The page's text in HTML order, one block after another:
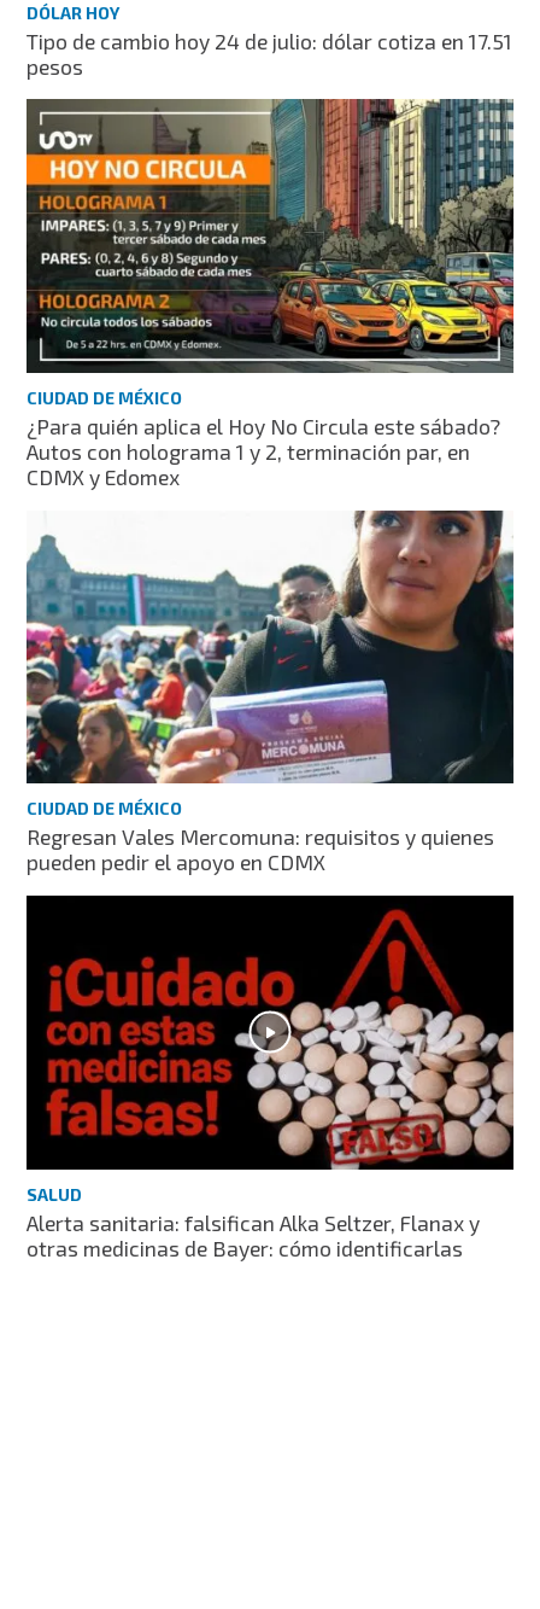
DÓLAR HOY
Tipo de cambio hoy 24 de julio: dólar cotiza en 17.51
pesos
CIUDAD DE MÉXICO
¿Para quién aplica el Hoy No Circula este sábado?
Autos con holograma 1 y 2, terminación par, en
CDMX y Edomex
CIUDAD DE MÉXICO
Regresan Vales Mercomuna: requisitos y quienes
pueden pedir el apoyo en CDMX
SALUD
Alerta sanitaria: falsifican Alka Seltzer, Flanax y
otras medicinas de Bayer: cómo identificarlas